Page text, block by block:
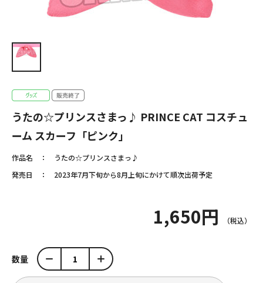
うたの☆プリンスさまっ♪ PRINCE CAT コスチュ
ーム スカーフ「ピンク」
作品名
うたの☆プリンスさまっ♪
発売日
2023年7月下旬から8月上旬にかけて順次出荷予定
1,650円
数量